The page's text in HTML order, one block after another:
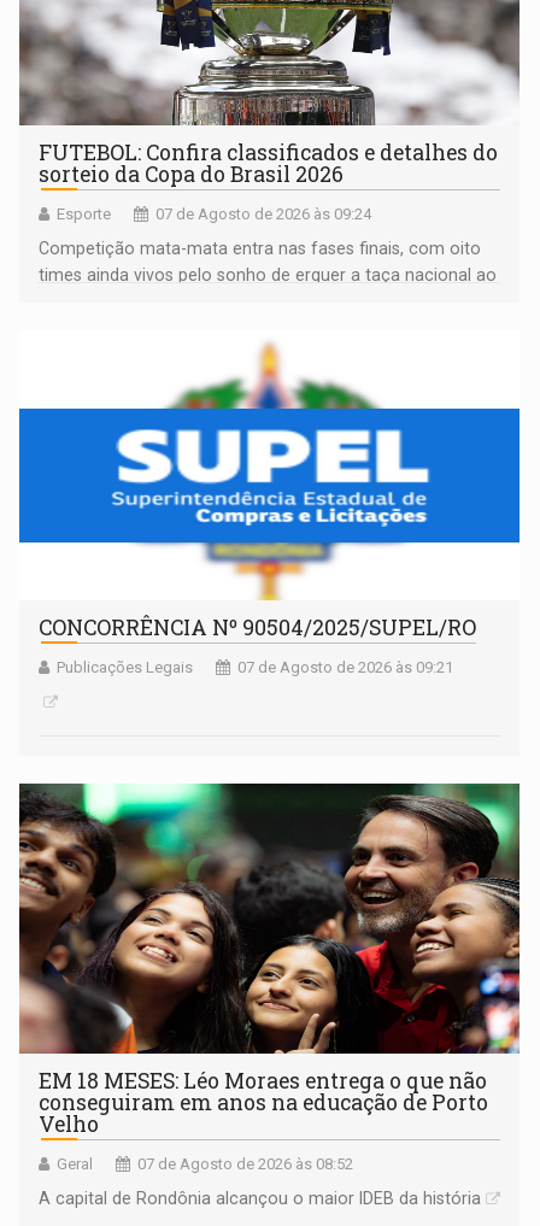
FUTEBOL: Confira classificados e detalhes do
sorteio da Copa do Brasil 2026
Esporte 07 de Agosto de 2026 às 09:24
Competição mata-mata entra nas fases finais, com oito
times ainda vivos pelo sonho de erguer a taça nacional ao
CONCORRÊNCIA Nº 90504/2025/SUPEL/RO
Publicações Legais 07 de Agosto de 2026 às 09:21
EM 18 MESES: Léo Moraes entrega o que não
conseguiram em anos na educação de Porto
Velho
Geral 07 de Agosto de 2026 às 08:52
A capital de Rondônia alcançou o maior IDEB da história